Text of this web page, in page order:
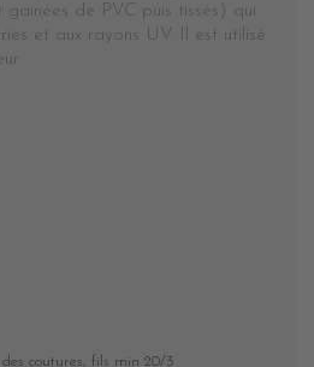
de PVC puis tissés) qui
et aux rayons UV. Il est utilisé
coutures, fils min 20/3